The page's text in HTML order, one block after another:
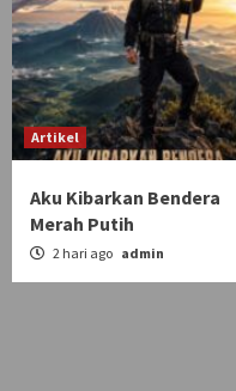
Artikel
Aku Kibarkan Bendera
Merah Putih
2 hari ago admin